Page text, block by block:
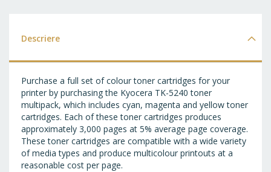
Descriere
Purchase a full set of colour toner cartridges for your
printer by purchasing the Kyocera TK-5240 toner
multipack, which includes cyan, magenta and yellow toner
cartridges. Each of these toner cartridges produces
approximately 3,000 pages at 5% average page coverage.
These toner cartridges are compatible with a wide variety
of media types and produce multicolour printouts at a
reasonable cost per page.